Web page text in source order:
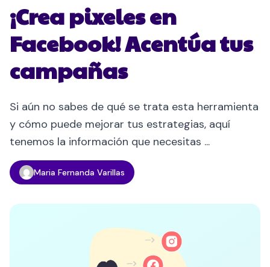
¡Crea pixeles en
Facebook! Acentúa tus
campañas
Si aún no sabes de qué se trata esta herramienta
y cómo puede mejorar tus estrategias, aquí
tenemos la información que necesitas ...
Maria Fernanda Varillas